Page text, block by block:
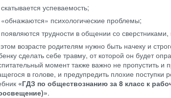
скатывается успеваемость;
«обнажаются» психологические проблемы;
появляются трудности в общении со
возрасте родителям нужно быть начеку и
сделать себе травму, от которой он будет
момент также важно не пропустить и
в голове, и предупредить плохие
«ГДЗ по обществознанию за 8 класс к
.